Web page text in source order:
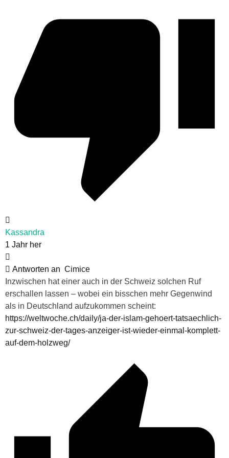
Kassandra
1 Jahr her
Antworten an Cimice
Inzwischen hat einer auch in der Schweiz solchen Ruf
erschallen lassen – wobei ein bisschen mehr Gegenwind
als in Deutschland aufzukommen scheint:
https://weltwoche.ch/daily/ja-der-islam-gehoert-tatsaechlich-
zur-schweiz-der-tages-anzeiger-ist-wieder-einmal-komplett-
auf-dem-holzweg/